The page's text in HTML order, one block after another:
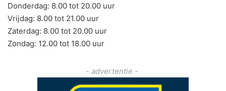
Donderdag: 8.00 tot 20.00 uur
Vrijdag: 8.00 tot 21.00 uur
Zaterdag: 8.00 tot 20.00 uur
Zondag: 12.00 tot 18.00 uur
- advertentie -